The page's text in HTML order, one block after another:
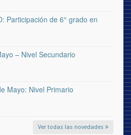
Participación de 6° grado en
– Nivel Secundario
Mayo: Nivel Primario
Ver todas las novedades